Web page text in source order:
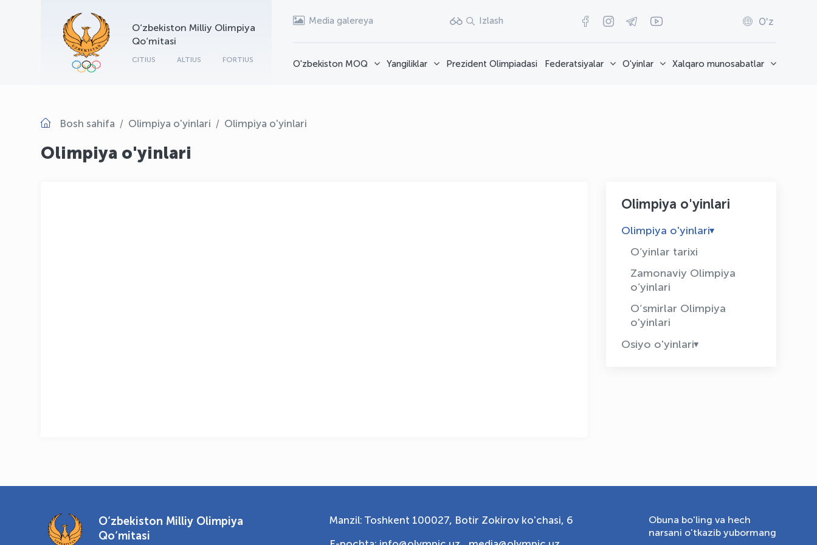
O‘zbekiston Milliy Olimpiya
Qo‘mitasi
CITIUS ALTIUS FORTIUS
Media galereya Izlash O'z
O'zbekiston MOQ Yangiliklar Prezident Olimpiadasi Federatsiyalar O'yinlar Xalqaro munosabatlar
Bosh sahifa Olimpiya o'yinlari Olimpiya o'yinlari
Olimpiya o'yinlari
Olimpiya o'yinlari
Olimpiya o'yinlari
O’yinlar tarixi
Zamonaviy Olimpiya
o’yinlari
O‘smirlar Olimpiya
o'yinlari
Osiyo o'yinlari
O‘zbekiston Milliy Olimpiya
Qo‘mitasi
Manzil: Toshkent 100027, Botir Zokirov ko'chasi, 6
Obuna bo'ling va hech
narsani o'tkazib yubormang
OLYMPCHIK AI - yordamchi
Onlayn · olympic.uz